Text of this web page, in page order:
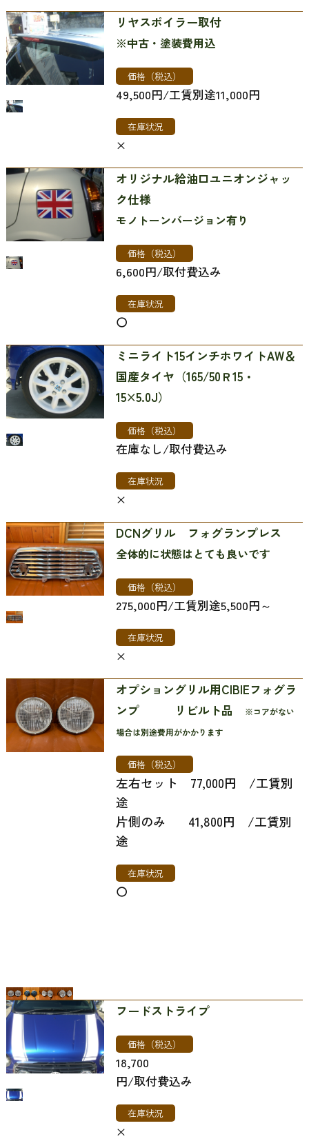
リヤスポイラー取付
※中古・塗装費用込
価格（税込）
49,500円/工賃別途11,000円
在庫状況
×
オリジナル給油口ユニオンジャッ
ク仕様
モノトーンバージョン有り
価格（税込）
6,600円/取付費込み
在庫状況
〇
ミニライト15インチホワイトAW＆
国産タイヤ（165/50Ｒ15・
15×5.0J）
価格（税込）
在庫なし/取付費込み
在庫状況
×
DCNグリル フォグランプレス
全体的に状態はとても良いです
価格（税込）
275,000円/工賃別途5,500円～
在庫状況
×
オプショングリル用CIBIEフォグラ
ンプ リビルト品
※コアがない
場合は別途費用がかかります
価格（税込）
左右セット 77,000円 /工賃別
途
​​​​​​​片側のみ 41,800円 /工賃別
途
在庫状況
〇
フードストライプ
価格（税込）
18,700
​​​​​​​円/取付費込み
在庫状況
×